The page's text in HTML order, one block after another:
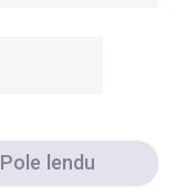
Pole lendu